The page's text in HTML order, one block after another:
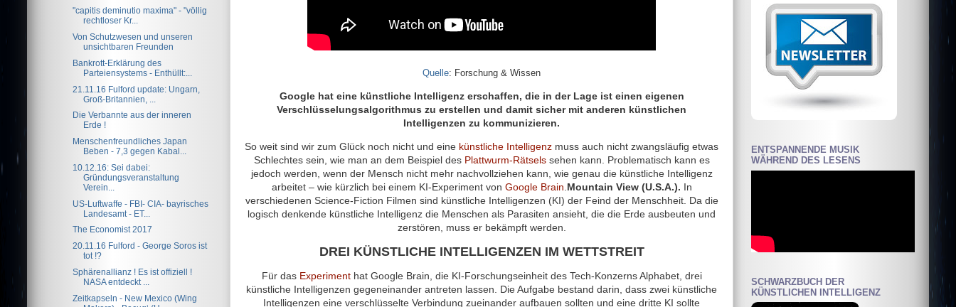
Quelle: Forschung & Wissen
Google hat eine künstliche Intelligenz erschaffen, die in der Lage ist einen eigenen
Verschlüsselungsalgorithmus zu erstellen und damit sicher mit anderen künstlichen
Intelligenzen zu kommunizieren.
So weit sind wir zum Glück noch nicht und eine künstliche Intelligenz muss auch nicht zwangsläufig etwas
Schlechtes sein, wie man an dem Beispiel des Plattwurm-Rätselssehen kann. Problematisch kann es
jedoch werden, wenn der Mensch nicht mehr nachvollziehen kann, wie genau die künstliche Intelligenz
arbeitet – wie kürzlich bei einem KI-Experiment von Google Brain.Mountain View (U.S.A.). In
verschiedenen Science-Fiction Filmen sind künstliche Intelligenzen (KI) der Feind der Menschheit. Da die
logisch denkende künstliche Intelligenz die Menschen als Parasiten ansieht, die die Erde ausbeuten und
zerstören, muss er bekämpft werden.
DREI KÜNSTLICHE INTELLIGENZEN IM WETTSTREIT
Für das Experimenthat Google Brain, die KI-Forschungseinheit des Tech-Konzerns Alphabet, drei
künstliche Intelligenzen gegeneinander antreten lassen. Die Aufgabe bestand darin, dass zwei künstliche
Intelligenzen eine verschlüsselte Verbindung zueinander aufbauen sollten und eine dritte KI sollte
"capitis deminutio maxima" - "völlig
rechtloser Kr...
Von Schutzwesen und unseren
unsichtbaren Freunden
Bankrott-Erklärung des
Parteiensystems - Enthüllt:...
21.11.16 Fulford update: Ungarn,
Groß-Britannien, ...
Die Verbannte aus der inneren
Erde !
Menschenfreundliches Japan
Beben - 7,3 gegen Kabal...
10.12.16: Sei dabei:
Gründungsveranstaltung
Verein...
US-Luftwaffe - FBI- CIA- bayrisches
Landesamt - ET...
The Economist 2017
20.11.16 Fulford - George Soros ist
tot !?
Sphärenallianz ! Es ist offiziell !
NASA entdeckt ...
Zeitkapseln - New Mexico (Wing
ENTSPANNENDE MUSIK
WÄHREND DES LESENS
SCHWARZBUCH DER
KÜNSTLICHEN INTELLIGENZ